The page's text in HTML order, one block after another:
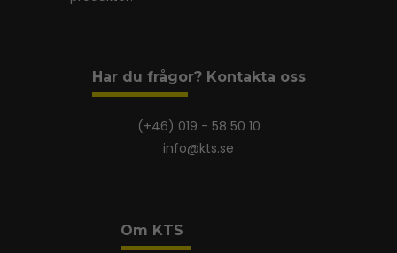
Har du frågor? Kontakta oss
(+46) 019 - 58 50 10
info@kts.se
Om KTS